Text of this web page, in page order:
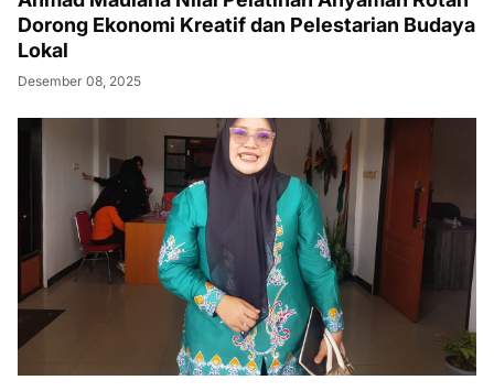
Hadapi Cuaca Ekstrem, Dina Maulida Dorong
Penguatan Koordinasi Lintas Instansi di Murung
Raya
Desember 06, 2025